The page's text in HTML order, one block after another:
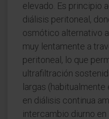
elevado. Es principio
diálisis peritoneal,
osmótico alternativo
muy lentamente a
peritoneal, lo que
ultrafiltración
largas
en diálisis continua
intercambio diurno en